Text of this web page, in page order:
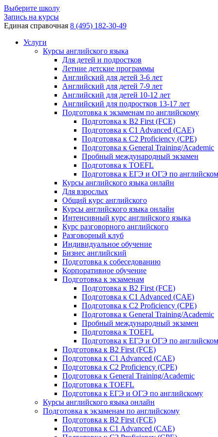
Выберите школу
Запись на курсы
Единая справочная 8 (495) 182-30-49
Услуги
Курсы английского языка
Для детей и подростков
Летние детские программы
Английский для детей 3-6 лет
Английский для детей 7-9 лет
Английский для детей 10-12 лет
Английский для подростков 13-17 лет
Подготовка к экзаменам по английскому
Подготовка к B2 First (FCE)
Подготовка к C1 Advanced (CAE)
Подготовка к C2 Proficiency (CPE)
Подготовка к General Training/Academic
Пробный международный экзамен
Подготовка к TOEFL
Подготовка к ЕГЭ и ОГЭ по
Курсы английского языка онлайн
Для взрослых
Общий курс английского
Курсы английского языка онлайн
Интенсивный курс английского языка
Курс разговорного английского
Разговорный клуб
Индивидуальное обучение
Бизнес английский
Подготовка к собеседованию
Корпоративное обучение
Подготовка к экзаменам
Подготовка к B2 First (FCE)
Подготовка к C1 Advanced (CAE)
Подготовка к C2 Proficiency (CPE)
Подготовка к General Training/Academic
Пробный международный экзамен
Подготовка к TOEFL
Подготовка к ЕГЭ и ОГЭ по
Подготовка к B2 First (FCE)
Подготовка к C1 Advanced (CAE)
Подготовка к C2 Proficiency (CPE)
Подготовка к General Training/Academic
Подготовка к TOEFL
Подготовка к ЕГЭ и ОГЭ по английскому
Курсы английского языка онлайн
Подготовка к экзаменам по английскому
Подготовка к B2 First (FCE)
Подготовка к C1 Advanced (CAE)